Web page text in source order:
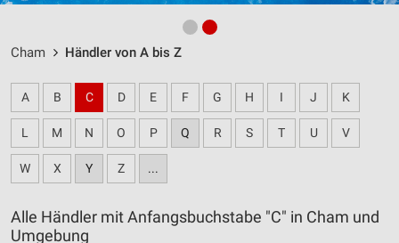
Cham Händler von A bis Z
A B C D E F G H I J K
L M N O P Q R S T U V
W X Y Z ...
Alle Händler mit Anfangsbuchstabe "C" in Cham und
Umgebung